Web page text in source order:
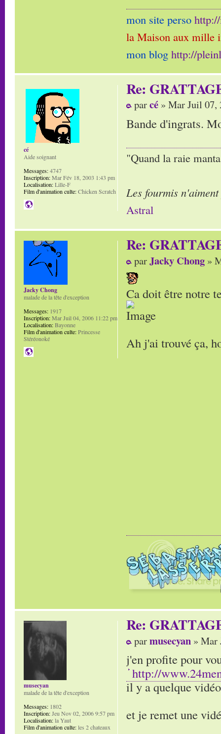
mon site perso
la Maison aux mille
mon blog http://
Re:
parcé » Mar Juil 07,
Bande d'ingrats.
"Quand la raie
Les fourmis
Astral
cé
Aide soignant
Messages:4747
Inscription:Mar Fév 18, 2003 1:43 pm
Localisation:Lille-F
Film d'animation culte:Chicken Scratch
Re:
parJacky Chong »
Ca doit être notre
Ah j'ai trouvé ça,
Jacky Chong
malade de la tête d'exception
Messages: 1917
Inscription:Mar Juil 04, 2006 11:22 pm
Localisation:Bayonne
Film d'animation culte:Princesse
Stéréonoké
Re:
parmusecyan » Mar
j'en profite pour
http://
il y a quelque
et je remet une
musecyan
malade de la tête d'exception
Messages: 1802
Inscription:Jeu Nov 02, 2006 9:57 pm
Localisation:la Yaut
Film d'animation culte:les 2 chateaux